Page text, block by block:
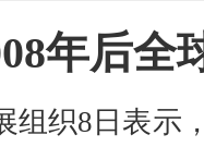
年后全
组织8日表示